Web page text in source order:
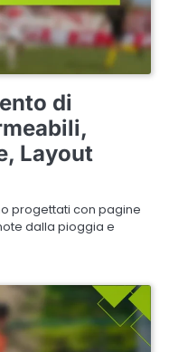
di
Layout
progettati con pagine
dalla pioggia e